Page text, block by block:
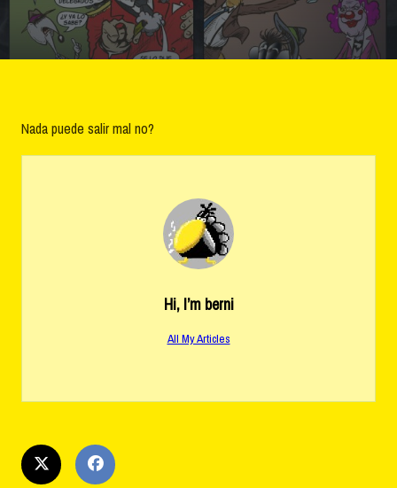
Nada puede salir mal no?
Hi, I’m berni
All My Articles